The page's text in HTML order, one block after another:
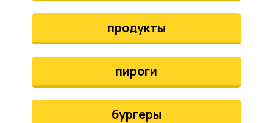
продукты
пироги
бургеры